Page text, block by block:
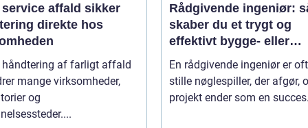
affald sikker
direkte hos
håndtering af farligt affald
mange virksomheder,
og
Rådgivende ingeniør:
skaber du et trygt og
effektivt bygge- eller
maskinprojekt
En rådgivende ingeniør er
stille nøglespiller, der afgør,
projekt ender som en